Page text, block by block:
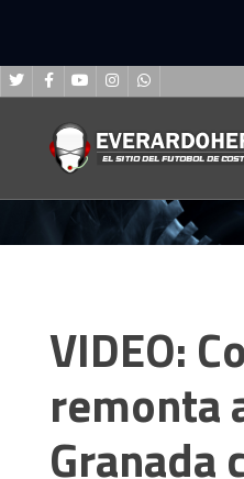
VIDEO:
remonta
Granada